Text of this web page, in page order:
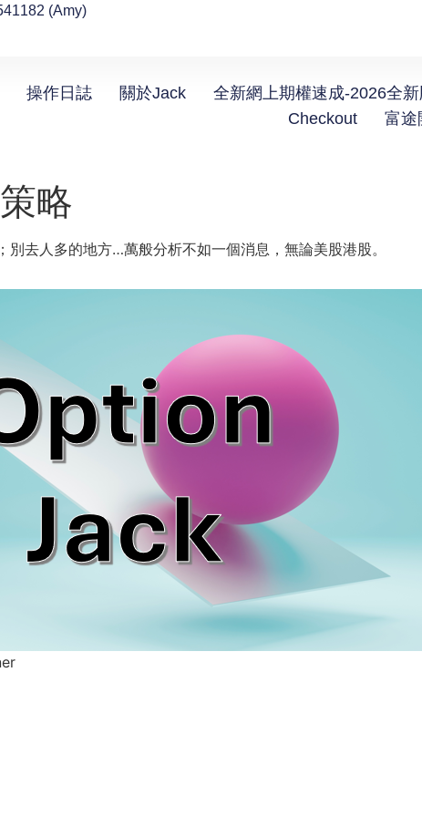
(Amy)
操作日誌 關於Jack 全新網上期權速成-2026全新
Checkout
富途
略
別去人多的地方…萬般分析不如一個消息，無論美股港股。